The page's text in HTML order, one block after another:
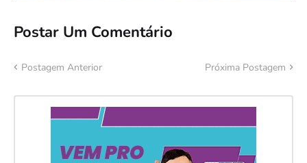
Postar Um Comentário
Postagem Anterior Próxima Postagem